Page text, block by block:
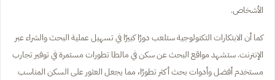
الأشخاص.
كما أن الابتكارات التكنولوجية ستلعب دورًا كبيرًا في تسهيل عملية البحث والشراء عبر
الإنترنت. ستشهد مواقع البحث عن سكن في مالطا تطورات مستمرة في توفير تجارب
مستخدم أفضل وأدوات بحث أكثر تطورًا، مما يجعل العثور على السكن المناسب